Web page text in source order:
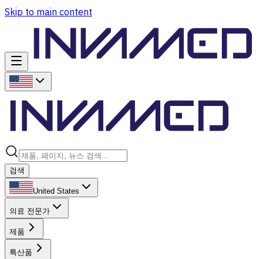
Skip to main content
검색
United States
의료 전문가
제품
특산품